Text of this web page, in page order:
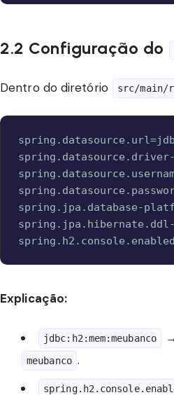
2.2 Configuração do
Dentro do diretório src/main/
spring.jpa.database-
spring.jpa.hibernate.ddl-
Explicação:
jdbc:h2:mem:meubanco
meubanco .